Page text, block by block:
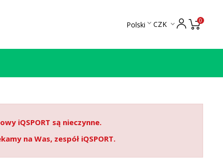
Polski  CZK  0
iQSPORT są nieczynne.
na Was, zespół iQSPORT.